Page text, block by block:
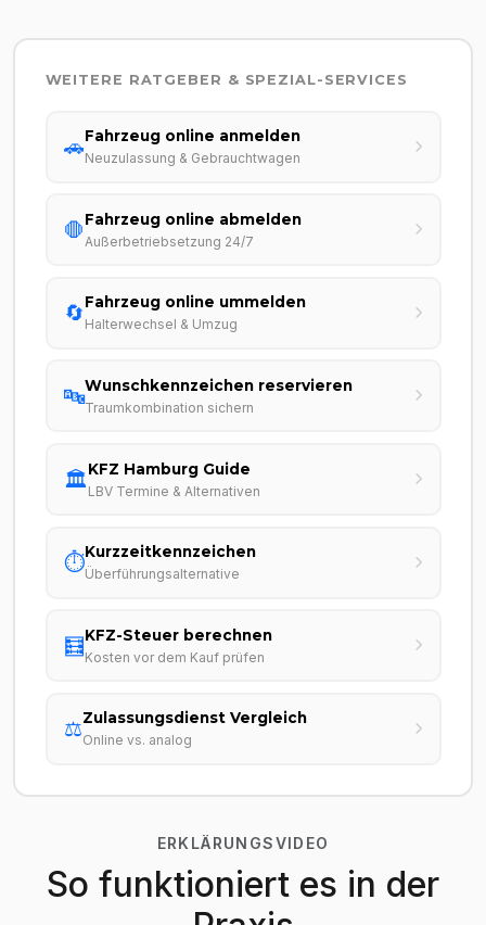
WEITERE RATGEBER & SPEZIAL-SERVICES
🚗Fahrzeug online anmelden
Neuzulassung & Gebrauchtwagen
🛑Fahrzeug online abmelden
Außerbetriebsetzung 24/7
🔄Fahrzeug online ummelden
Halterwechsel & Umzug
🔤Wunschkennzeichen reservieren
Traumkombination sichern
🏛️KFZ Hamburg Guide
LBV Termine & Alternativen
⏱️Kurzzeitkennzeichen
Überführungsalternative
🧮KFZ-Steuer berechnen
Kosten vor dem Kauf prüfen
⚖️Zulassungsdienst Vergleich
Online vs. analog
ERKLÄRUNGSVIDEO
So funktioniert es in der